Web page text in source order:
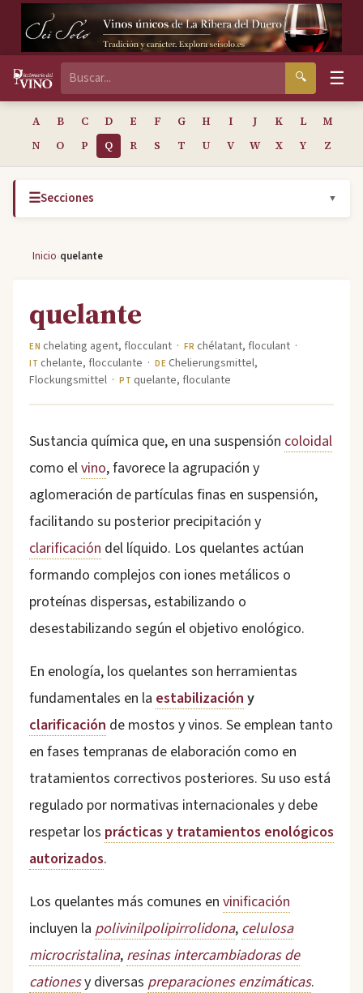
🔍 ☰
A B C D E F G H I J K L
M
N
O P Q R S T U V W X Y Z
☰Secciones ▼
Inicio›quelante
quelante
EN chelating agent, flocculant ·FR chélatant, floculant ·
IT chelante, flocculante ·DE Chelierungsmittel,
Flockungsmittel · PT quelante, floculante
Sustancia química que, en una suspensión coloidal
como elvino, favorece la agrupación y
aglomeración de partículas finas en suspensión,
facilitando su posterior precipitación y
clarificación del líquido. Los quelantes actúan
formando complejos con iones metálicos o
proteínas dispersas, estabilizando o
desestabilizando según el objetivo enológico.
En enología, los quelantes son herramientas
fundamentales en la estabilización y
clarificación de mostos y vinos. Se emplean tanto
en fases tempranas de elaboración como en
tratamientos correctivos posteriores. Su uso está
regulado por normativas internacionales y debe
respetar los prácticas y tratamientos enológicos
autorizados.
Los quelantes más comunes en vinificación
incluyen la polivinilpolipirrolidona, celulosa
microcristalina, resinas intercambiadoras de
cationesy diversas preparaciones enzimáticas.